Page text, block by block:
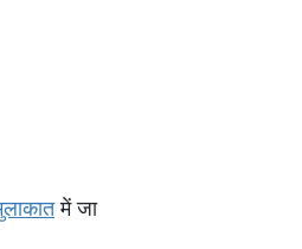
में जा